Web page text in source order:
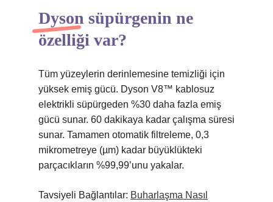
Dyson süpürgenin ne
özelliği var?
Tüm yüzeylerin derinlemesine temizliği için
yüksek emiş gücü. Dyson V8™ kablosuz
elektrikli süpürgeden %30 daha fazla emiş
gücü sunar. 60 dakikaya kadar çalışma süresi
sunar. Tamamen otomatik filtreleme, 0,3
mikrometreye (µm) kadar büyüklükteki
parçacıkların %99,99’unu yakalar.
Tavsiyeli Bağlantılar: Buharlaşma Nasıl